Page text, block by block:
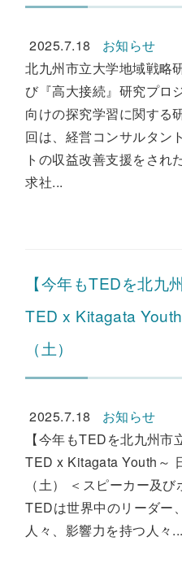
2025.7.18
お知らせ
北九州市立大学地域戦略
び『高大接続』研究プロ
向けの探究学習に関する
回は、経営コンサルタン
トの収益改善支援をされ
求社...
【今年もTEDを北九
TED x Kitagata
（土）
2025.7.18
お知らせ
【今年もTEDを北九州
TED x Kitagata Youth～
（土） ＜スピーカー及
TEDは世界中のリーダー
人々、影響力を持つ人々...